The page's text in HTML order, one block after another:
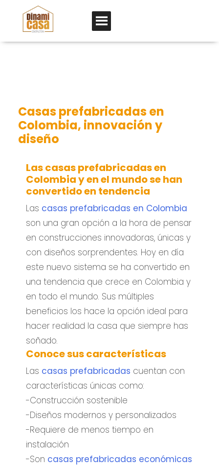
Casas prefabricadas en
Colombia, innovación y
diseño
Las casas prefabricadas en
Colombia y en el mundo se han
convertido en tendencia
Las casas prefabricadas en Colombia
son una gran opción a la hora de pensar
en construcciones innovadoras, únicas y
con diseños sorprendentes. Hoy en día
este nuevo sistema se ha convertido en
una tendencia que crece en Colombia y
en todo el mundo. Sus múltiples
beneficios los hace la opción ideal para
hacer realidad la casa que siempre has
soñado.
Conoce sus características
Las casas prefabricadas cuentan con
características únicas como:
-Construcción sostenible
-Diseños modernos y personalizados
-Requiere de menos tiempo en
instalación
-Son casas prefabricadas económicas